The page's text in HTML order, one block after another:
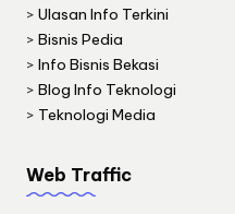
> Ulasan Info Terkini
> Bisnis Pedia
> Info Bisnis Bekasi
> Blog Info Teknologi
> Teknologi Media
Web Traffic